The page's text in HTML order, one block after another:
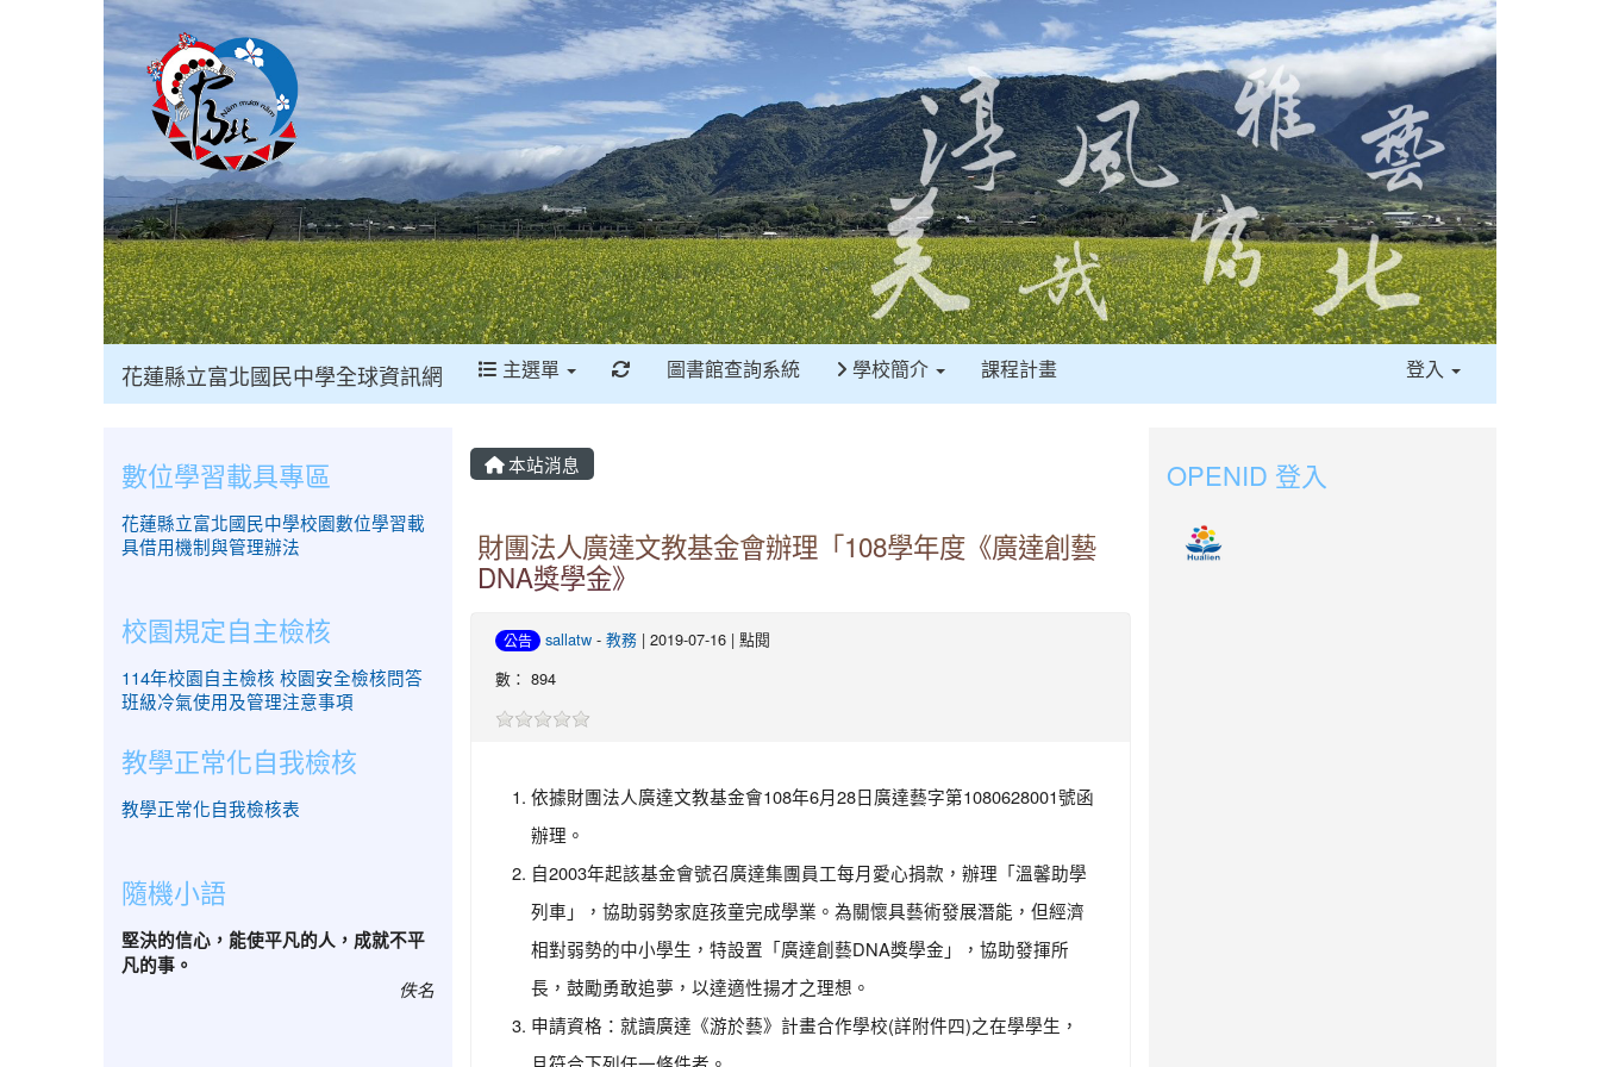
花蓮縣立富北國民中學全球資訊網 主選單 重新取得佈景設定
圖書館查詢系統 學校簡介 課程計畫 登入
本站消息
財團法人廣達文教基金會辦理「108學年度《廣達創藝
DNA獎學金》
公告 sallatw- 教務| 2019-07-16 | 點閱
數： 894
依據財團法人廣達文教基金會108年6月28日廣達藝字第1080628001號函
辦理。
自2003年起該基金會號召廣達集團員工每月愛心捐款，辦理「溫馨助學
列車」，協助弱勢家庭孩童完成學業。為關懷具藝術發展潛能，但經濟
相對弱勢的中小學生，特設置「廣達創藝DNA獎學金」，協助發揮所
長，鼓勵勇敢追夢，以達適性揚才之理想。
申請資格：就讀廣達《游於藝》計畫合作學校(詳附件四)之在學學生，
數位學習載具專區
花蓮縣立富北國民中學校園數位學習載
具借用機制與管理辦法
校園規定自主檢核
114年校園自主檢核 校園安全檢核問答
班級冷氣使用及管理注意事項
教學正常化自我檢核
教學正常化自我檢核表
隨機小語
堅決的信心，能使平凡的人，成就不平
凡的事。
佚名
OPENID 登入